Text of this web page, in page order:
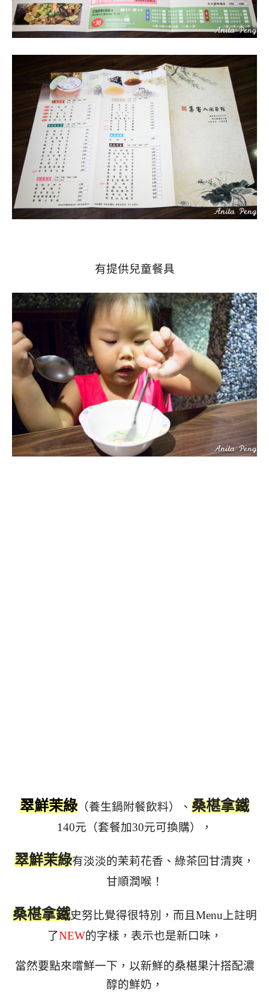
有提供兒童餐具
翠鮮茉綠 （養生鍋附餐飲料）、 桑椹拿鐵
140元（套餐加30元可換購），
翠鮮茉綠有淡淡的茉莉花香、綠茶回甘清爽，
甘順潤喉！
桑椹拿鐵史努比覺得很特別，而且Menu上註明
了NEW的字樣，表示也是新口味，
當然要點來嚐鮮一下，以新鮮的桑椹果汁搭配濃
醇的鮮奶，